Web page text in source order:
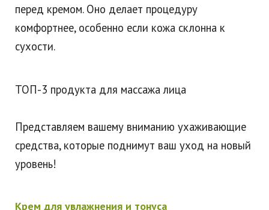
перед кремом. Оно делает процедуру
комфортнее, особенно если кожа склонна к
сухости.
ТОП-3 продукта для массажа лица
Представляем вашему вниманию ухаживающие
средства, которые поднимут ваш уход на новый
уровень!
Крем для увлажнения и тонуса